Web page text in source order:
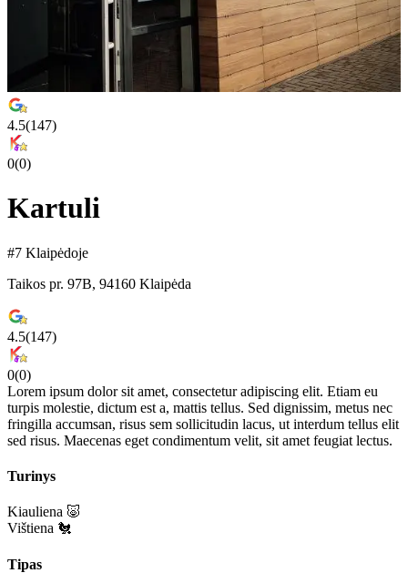
4.5(147)
0(0)
Kartuli
#7 Klaipėdoje
Taikos pr. 97B, 94160 Klaipėda
4.5(147)
0(0)
Lorem ipsum dolor sit amet, consectetur adipiscing elit. Etiam eu
turpis molestie, dictum est a, mattis tellus. Sed dignissim, metus nec
fringilla accumsan, risus sem sollicitudin lacus, ut interdum tellus elit
sed risus. Maecenas eget condimentum velit, sit amet feugiat lectus.
Turinys
Kiauliena 🐷
Vištiena 🐔
Tipas